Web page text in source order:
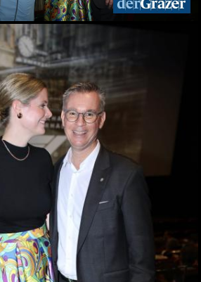
im
Gloria
sang
Graz
Musik,